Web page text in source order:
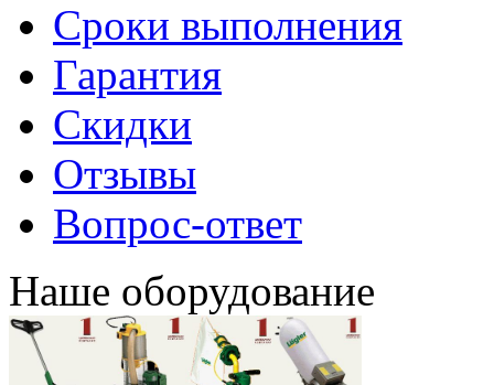
Сроки выполнения
Гарантия
Скидки
Отзывы
Вопрос-ответ
Наше оборудование